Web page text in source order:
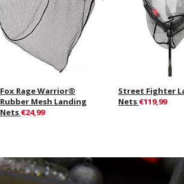
Fox Rage Warrior®
Rubber Mesh Landing
Nets €24,99
Street Fighter
Nets €119,99